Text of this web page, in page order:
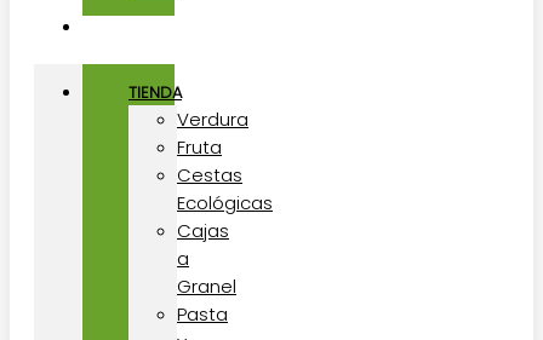
TIENDA
Verdura
Fruta
Cestas
Ecológicas
Cajas
a
Granel
Pasta